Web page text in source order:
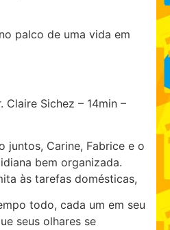
palco de uma vida em
Claire Sichez – 14min –
juntos, Carine, Fabrice e o
bem organizada.
às tarefas domésticas,
todo, cada um em seu
seus olhares se